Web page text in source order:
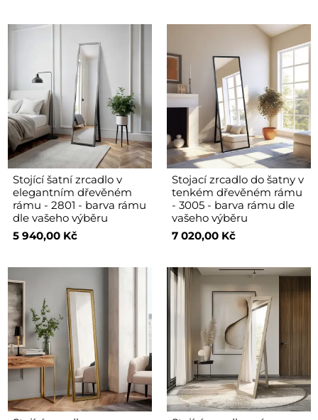
Stojící šatní zrcadlo v
elegantním dřevěném
rámu - 2801 - barva rámu
dle vašeho výběru
5 940,00 Kč
Stojací zrcadlo do šatny v
tenkém dřevěném rámu
- 3005 - barva rámu dle
vašeho výběru
7 020,00 Kč